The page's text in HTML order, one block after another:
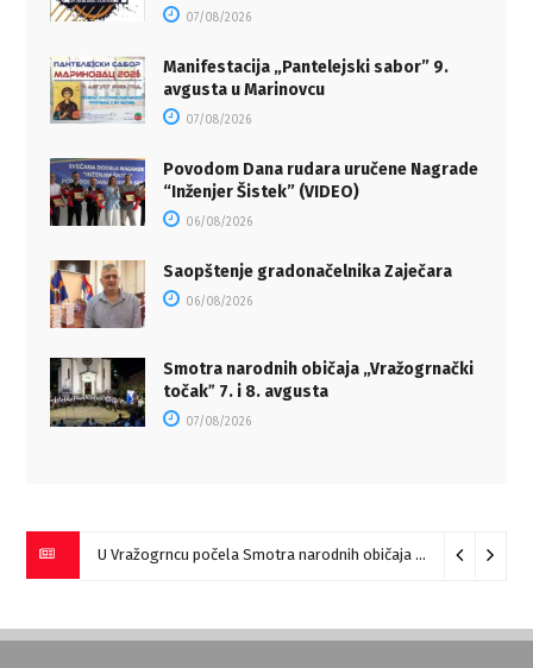
07/08/2026
Manifestacija „Pantelejski sabor” 9.
avgusta u Marinovcu
07/08/2026
Povodom Dana rudara uručene Nagrade
“Inženjer Šistek” (VIDEO)
06/08/2026
Saopštenje gradonačelnika Zaječara
06/08/2026
Smotra narodnih običaja „Vražogrnački
točakˮ 7. i 8. avgusta
07/08/2026
U Vražogrncu počela Smotra narodnih običaja „Vražogrnački točak“